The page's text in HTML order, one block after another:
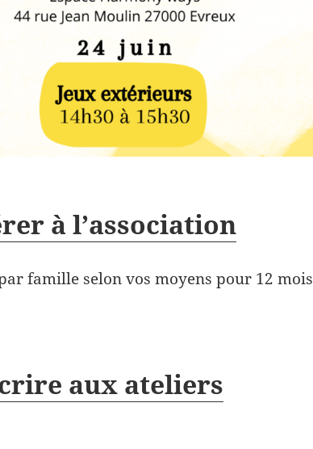
à l’association
famille selon vos moyens pour 12 mois
aux ateliers